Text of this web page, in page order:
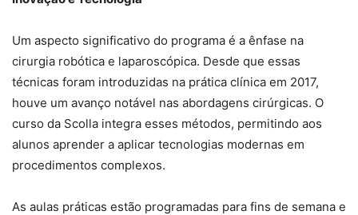
Um aspecto significativo do programa é a ênfase na
cirurgia robótica e laparoscópica. Desde que essas
técnicas foram introduzidas na prática clínica em 2017,
houve um avanço notável nas abordagens cirúrgicas. O
curso da Scolla integra esses métodos, permitindo aos
alunos aprender a aplicar tecnologias modernas em
procedimentos complexos.
As aulas práticas estão programadas para fins de semana e